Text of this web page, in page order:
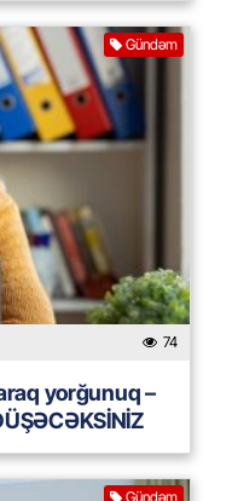
Gündəm
74
yorğunuq –
Gündəm